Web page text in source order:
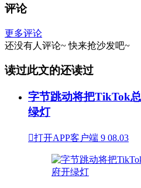
评论
更多评论
还没有人评论~ 快来抢沙发吧~
读过此文的还读过
字节跳动将把TikTok
绿灯
打开APP客户端 9 08.03